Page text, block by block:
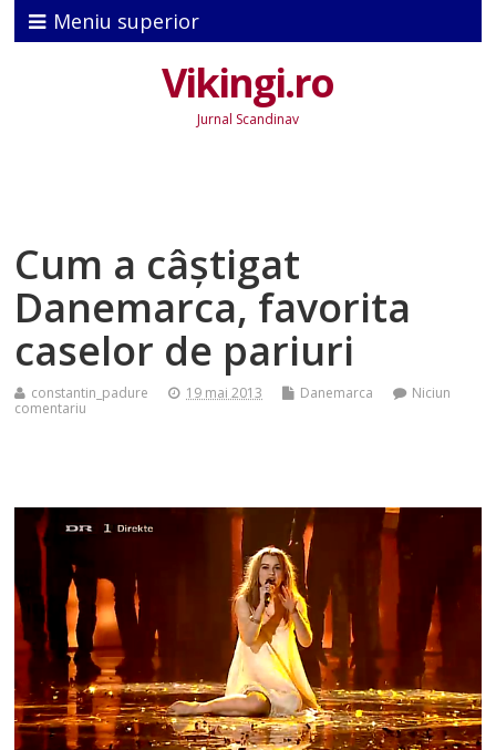
Meniu superior
Vikingi.ro
Jurnal Scandinav
Cum a câștigat
Danemarca, favorita
caselor de pariuri
constantin_padure 19 mai 2013 Danemarca
Niciun
comentariu